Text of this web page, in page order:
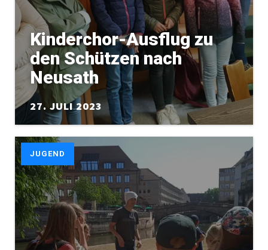
Kinderchor-Ausflug zu
den Schützen nach
Neusath
27. JULI 2023
JUGEND